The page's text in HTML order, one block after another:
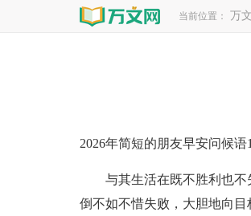
当前位置： 万
2026年简短的朋友早安问候语
与其生活在既不胜利也不失
倒不如不惜失败，大胆地向